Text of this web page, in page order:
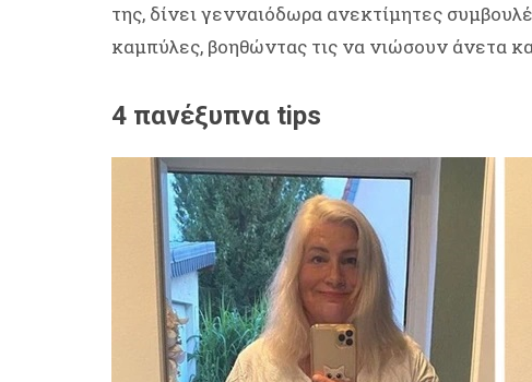
της, δίνει γενναιόδωρα ανεκτίμητες
καμπύλες, βοηθώντας τις να νιώσουν άνετα
4 πανέξυπνα tips